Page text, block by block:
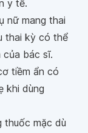
y tế.
nữ mang thai
thai kỳ có thể
bác sĩ.
tiềm ẩn có
khi dùng
thuốc mặc dù